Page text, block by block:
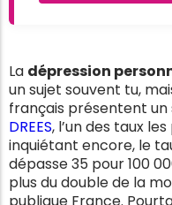
La dépression
un sujet souvent tu,
français présentent
DREES, l’un des taux
inquiétant encore, le
dépasse 35 pour 100
plus du double de la